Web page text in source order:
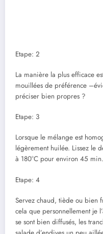
Etape: 2
La manière la plus efficace
mouillées de préférence
préciser bien propres ?
Etape: 3
Lorsque le mélange est
légèrement huilée. Lissez le
à 180°C pour environ 45 min.
Etape: 4
Servez chaud, tiède ou bien
cela que personnellement je
se sont bien diffusés, les